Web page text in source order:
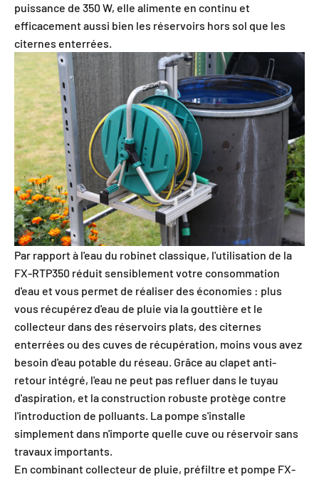
puissance de 350 W, elle alimente en continu et
efficacement aussi bien les réservoirs hors sol que les
citernes enterrées.
Par rapport à l'eau du robinet classique, l'utilisation de la
FX-RTP350 réduit sensiblement votre consommation
d'eau et vous permet de réaliser des économies : plus
vous récupérez d'eau de pluie via la gouttière et le
collecteur dans des réservoirs plats, des citernes
enterrées ou des cuves de récupération, moins vous avez
besoin d'eau potable du réseau. Grâce au clapet anti-
retour intégré, l'eau ne peut pas refluer dans le tuyau
d'aspiration, et la construction robuste protège contre
l'introduction de polluants. La pompe s'installe
simplement dans n'importe quelle cuve ou réservoir sans
travaux importants.
En combinant collecteur de pluie, préfiltre et pompe FX-